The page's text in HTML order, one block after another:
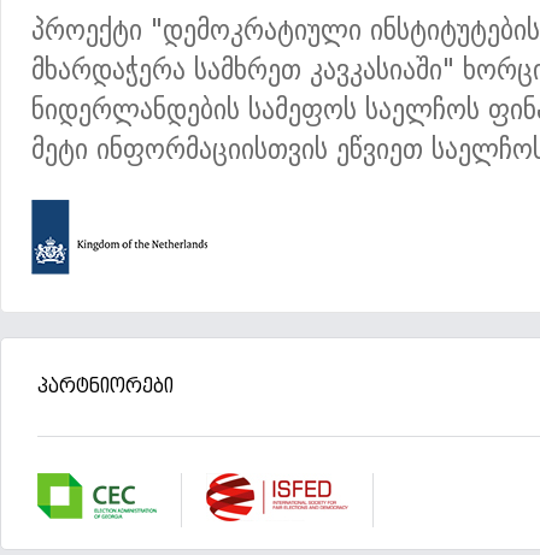
პროექტი "დემოკრატიული
მხარდაჭერა სამხრეთ კავკასიაში"
ნიდერლანდების სამეფოს საელჩოს
მეტი ინფორმაციისთვის ეწვიეთ
პარტნიორები